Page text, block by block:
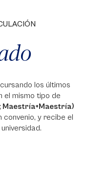
los últimos
el mismo tipo de
Maestría+Maestría)
convenio, y recibe el